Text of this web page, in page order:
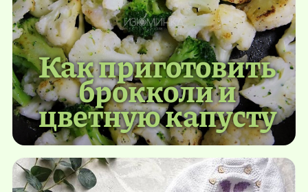
Как приготовить
брокколи и
цветную капусту